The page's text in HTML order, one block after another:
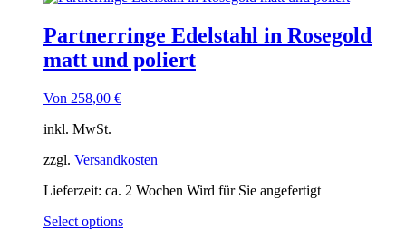
Partnerringe Edelstahl in Rosegold
matt und poliert
Von 258,00 €
inkl. MwSt.
zzgl. Versandkosten
Lieferzeit: ca. 2 Wochen Wird für Sie angefertigt
Select options